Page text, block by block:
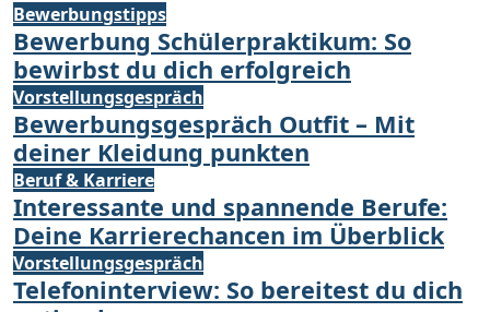
Bewerbungstipps
Bewerbung Schülerpraktikum: So
bewirbst du dich erfolgreich
Vorstellungsgespräch
Bewerbungsgespräch Outfit – Mit
deiner Kleidung punkten
Beruf & Karriere
Interessante und spannende Berufe:
Deine Karrierechancen im Überblick
Vorstellungsgespräch
Telefoninterview: So bereitest du dich